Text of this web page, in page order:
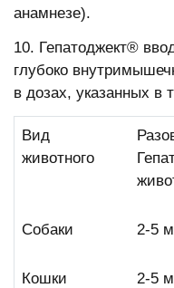
анамнезе).
10. Гепатоджект®
глубоко
в дозах, указанных в
Вид
животного
Собаки 2-5
Кошки 2-5